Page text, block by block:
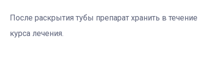
После раскрытия тубы препарат хранить в течение
курса лечения.